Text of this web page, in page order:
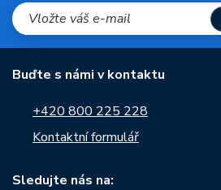
Buďte s námi v kontaktu
+420 800 225 228
Kontaktní formulář
Sledujte nás na: